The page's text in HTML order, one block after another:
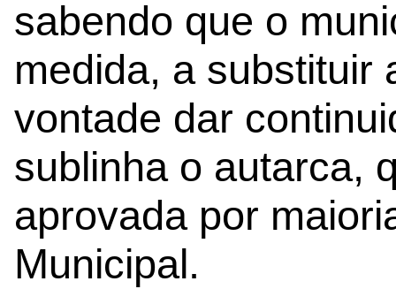
sabendo que o
medida, a substituir
vontade dar
sublinha o autarca,
aprovada por
Municipal.